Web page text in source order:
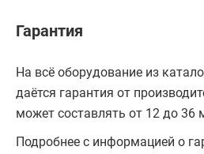
Гарантия
На всё оборудование из
даётся гарантия от
может составлять от 12 до 36
Подробнее с информацией о